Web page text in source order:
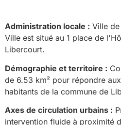
Administration locale : Ville
Ville est situé au 1 place de
Libercourt.
Démographie et territoire :
de 6.53 km² pour répondre
habitants de la commune de
Axes de circulation urbains :
intervention fluide à proximité